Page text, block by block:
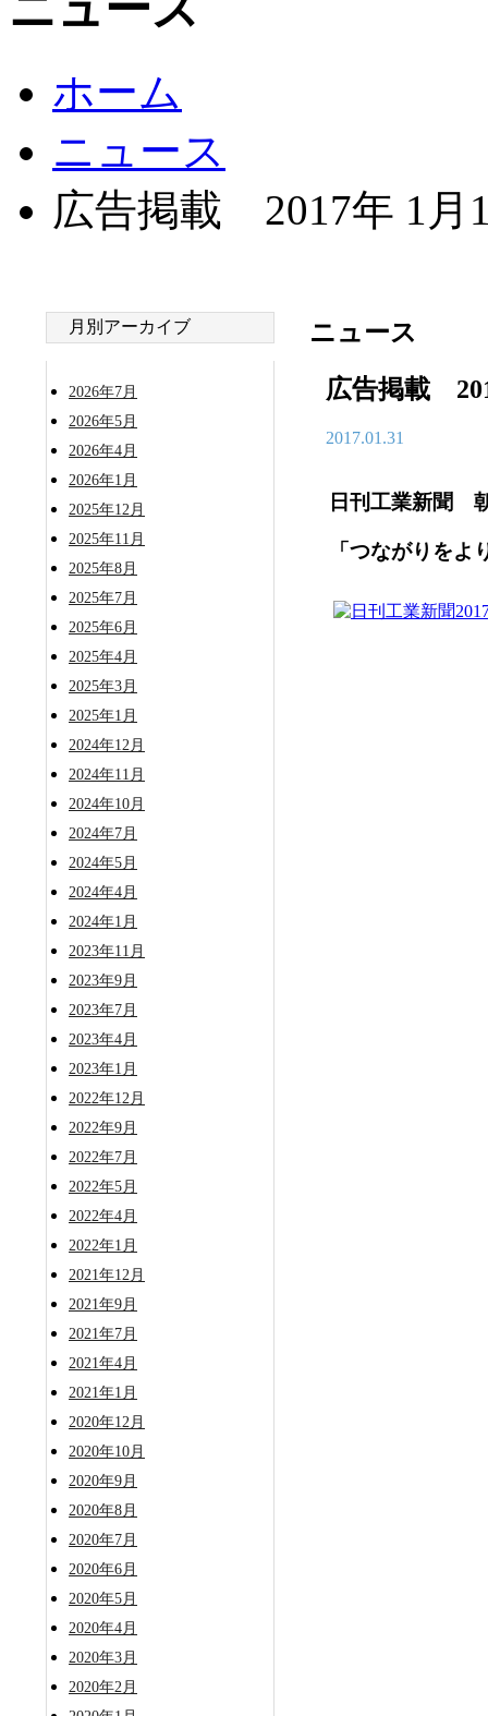
ホーム
ニュース
広告掲載 2017年 1月
ニュース
広告掲載
2017.01.31
日刊工業新聞
「つながりを
月別アーカイブ
2026年7月
2026年5月
2026年4月
2026年1月
2025年12月
2025年11月
2025年8月
2025年7月
2025年6月
2025年4月
2025年3月
2025年1月
2024年12月
2024年11月
2024年10月
2024年7月
2024年5月
2024年4月
2024年1月
2023年11月
2023年9月
2023年7月
2023年4月
2023年1月
2022年12月
2022年9月
2022年7月
2022年5月
2022年4月
2022年1月
2021年12月
2021年9月
2021年7月
2021年4月
2021年1月
2020年12月
2020年10月
2020年9月
2020年8月
2020年7月
2020年6月
2020年5月
2020年4月
2020年3月
2020年2月